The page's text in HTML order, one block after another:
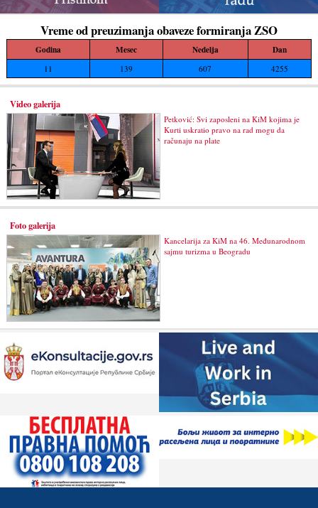
Vreme od preuzimanja obaveze formiranja ZSO
Godina Mesec Nedelja Dan
11 139 607 4255
Video galerija
Petković: Svi zaposleni na KiM kojima je
Kurti uskratio pravo na rad mogu da
računaju na plate
Foto galerija
Kancelarija za KiM na 46. Međunarodnom
sajmu turizma u Beogradu